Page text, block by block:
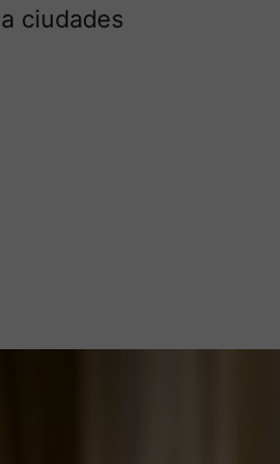
ciudades